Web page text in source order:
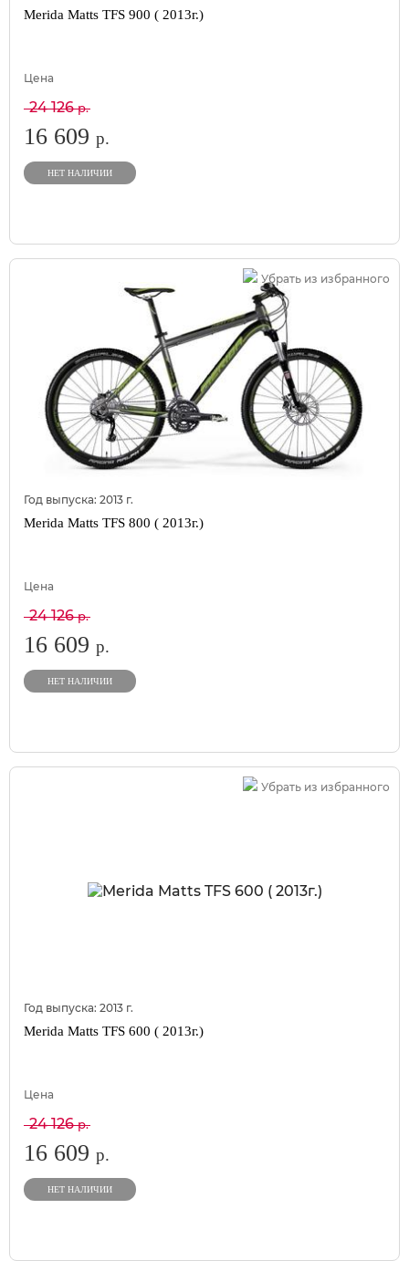
Merida Matts TFS 900 ( 2013г.)
Цена
24 126р.
16 609 р.
НЕТ НАЛИЧИИ
Убрать из избранного
Год выпуска: 2013 г.
Merida Matts TFS 800 ( 2013г.)
Цена
24 126р.
16 609 р.
НЕТ НАЛИЧИИ
Убрать из избранного
Год выпуска: 2013 г.
Merida Matts TFS 600 ( 2013г.)
Цена
24 126р.
16 609 р.
НЕТ НАЛИЧИИ